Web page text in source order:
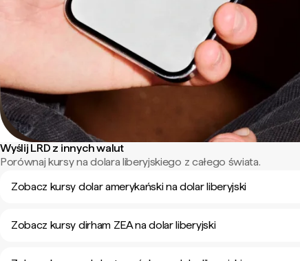
Wyślij LRD z innych walut
Porównaj kursy na dolara liberyjskiego z całego świata.
Zobacz kursy dolar amerykański na dolar liberyjski
Zobacz kursy dirham ZEA na dolar liberyjski